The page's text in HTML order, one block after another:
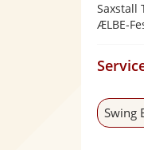
Saxstall
ÆLBE-
Swing